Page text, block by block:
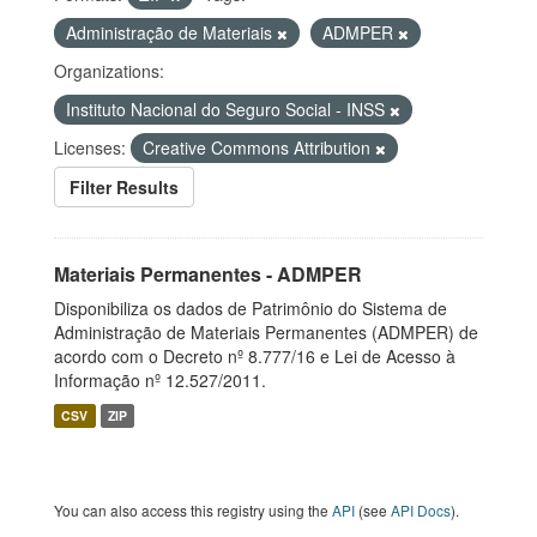
Administração de Materiais
ADMPER
Organizations:
Instituto Nacional do Seguro Social - INSS
Licenses:
Creative Commons Attribution
Filter Results
Materiais Permanentes - ADMPER
Disponibiliza os dados de Patrimônio do Sistema de
Administração de Materiais Permanentes (ADMPER) de
acordo com o Decreto nº 8.777/16 e Lei de Acesso à
Informação nº 12.527/2011.
CSV ZIP
You can also access this registry using the API (see API Docs).